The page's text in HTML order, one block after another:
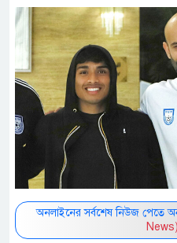
অনলাইনের সর্বশেষ নিউজ পেতে
News)